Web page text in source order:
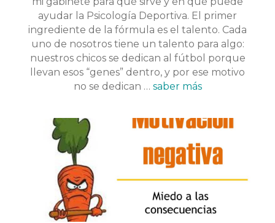
ayudar la Psicología Deportiva. El primer
ingrediente de la fórmula es el talento. Cada
uno de nosotros tiene un talento para algo:
nuestros chicos se dedican al fútbol porque
llevan esos “genes” dentro, y por ese motivo
no se dedican … saber más